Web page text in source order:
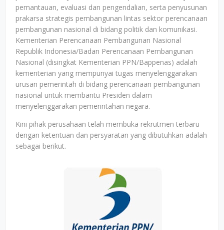
pemantauan, evaluasi dan pengendalian, serta penyusunan
prakarsa strategis pembangunan lintas sektor perencanaan
pembangunan nasional di bidang politik dan komunikasi.
Kementerian Perencanaan Pembangunan Nasional
Republik Indonesia/Badan Perencanaan Pembangunan
Nasional (disingkat Kementerian PPN/Bappenas) adalah
kementerian yang mempunyai tugas menyelenggarakan
urusan pemerintah di bidang perencanaan pembangunan
nasional untuk membantu Presiden dalam
menyelenggarakan pemerintahan negara.
Kini pihak perusahaan telah membuka rekrutmen terbaru
dengan ketentuan dan persyaratan yang dibutuhkan adalah
sebagai berikut.